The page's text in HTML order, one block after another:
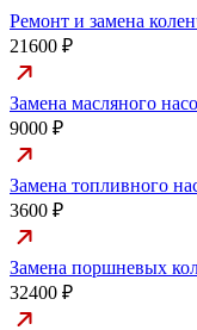
Ремонт и замена
21600 ₽
Замена масляного
9000 ₽
Замена топливного
3600 ₽
Замена поршневых
32400 ₽